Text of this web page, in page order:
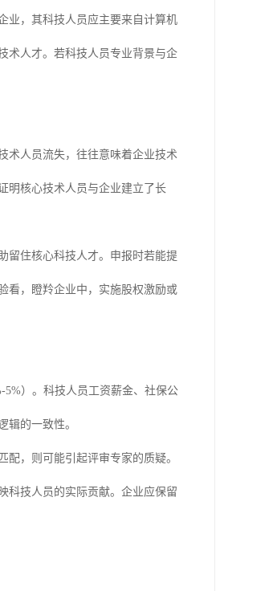
业，其科技人员应主要来自计算机
术人才。若科技人员专业背景与企
术人员流失，往往意味着企业技术
明核心技术人员与企业建立了长
留住核心科技人才。申报时若能提
看，瞪羚企业中，实施股权激励或
）。科技人员工资薪金、社保公
辑的一致性。
，则可能引起评审专家的质疑。
科技人员的实际贡献。企业应保留